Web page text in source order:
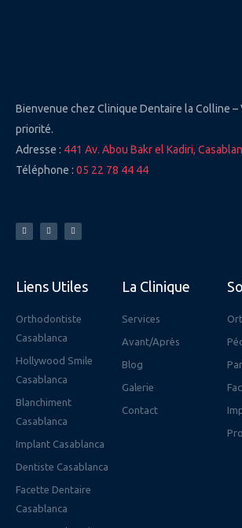
Bienvenue chez Clinique Dentaire la Colline
priorité.
Adresse : 441 Av. Abou Bakr el Kadiri,
Téléphone : 05 22 78 44 44
c
e
b
f
u
t
u
s
t
a
Liens Utiles
Orthodontiste
Casablanca
Hollywood Smile
Casablanca
Blanchiment
Casablanca
Implant Casablanca
Dentiste Casablanca
Facette Dentaire
Casablanca
La Clinique
Services
Avant/Après
Blog
Galerie
Contact